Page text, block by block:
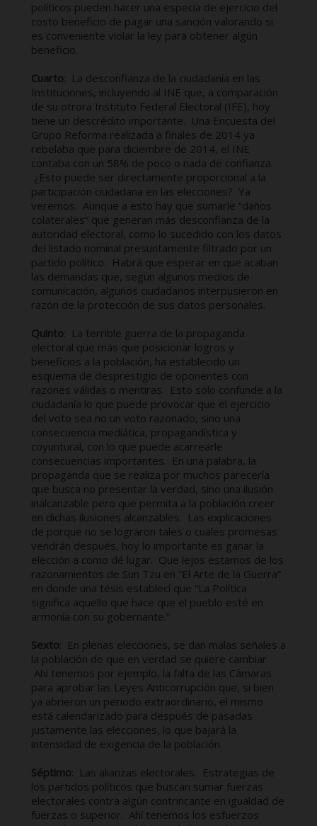
políticos pueden hacer una especia de ejercicio del
costo beneficio de pagar una sanción valorando si
es conveniente violar la ley para obtener algún
beneficio.
Cuarto: La desconfianza de la ciudadanía en las
Instituciones, incluyendo al INE que, a comparación
de su otrora Instituto Federal Electoral (IFE), hoy
tiene un descrédito importante. Una Encuesta del
Grupo Reforma realizada a finales de 2014 ya
rebelaba que para diciembre de 2014, el INE
contaba con un 58% de poco o nada de confianza.
¿Esto puede ser directamente proporcional a la
participación ciudadana en las elecciones? Ya
veremos. Aunque a esto hay que sumarle “daños
colaterales” que generan más desconfianza de la
autoridad electoral, como lo sucedido con los datos
del listado nominal presuntamente filtrado por un
partido político. Habrá que esperar en que acaban
las demandas que, según algunos medios de
comunicación, algunos ciudadanos interpusieron en
razón de la protección de sus datos personales.
Quinto: La terrible guerra de la propaganda
electoral que más que posicionar logros y
beneficios a la población, ha establecido un
esquema de desprestigio de oponentes con
razones válidas o mentiras. Esto sólo confunde a la
ciudadanía lo que puede provocar que el ejercicio
del voto sea no un voto razonado, sino una
consecuencia mediática, propagandística y
coyuntural, con lo que puede acarrearle
consecuencias importantes. En una palabra, la
propaganda que se realiza por muchos parecería
que busca no presentar la verdad, sino una ilusión
inalcanzable pero que permita a la población creer
en dichas ilusiones alcanzables. Las explicaciones
de porque no se lograron tales o cuales promesas
vendrán después, hoy lo importante es ganar la
elección a como dé lugar. Que lejos estamos de los
razonamientos de Sun Tzu en “El Arte de la Guerra”
en donde una tésis establecí que “La Política
significa aquello que hace que el pueblo esté en
armonía con su gobernante.”
Sexto: En plenas elecciones, se dan malas señales a
la población de que en verdad se quiere cambiar.
Ahí tenemos por ejemplo, la falta de las Cámaras
para aprobar las Leyes Anticorrupción que, si bien
ya abrieron un periodo extraordinario, el mismo
está calendarizado para después de pasadas
justamente las elecciones, lo que bajará la
intensidad de exigencia de la población.
Séptimo: Las alianzas electorales. Estrategias de
los partidos políticos que buscan sumar fuerzas
electorales contra algún contrincante en igualdad de
fuerzas o superior. Ahí tenemos los esfuerzos